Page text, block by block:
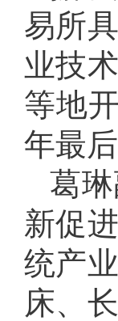
易所
业技
等地
年最
葛
新促
统产
床、